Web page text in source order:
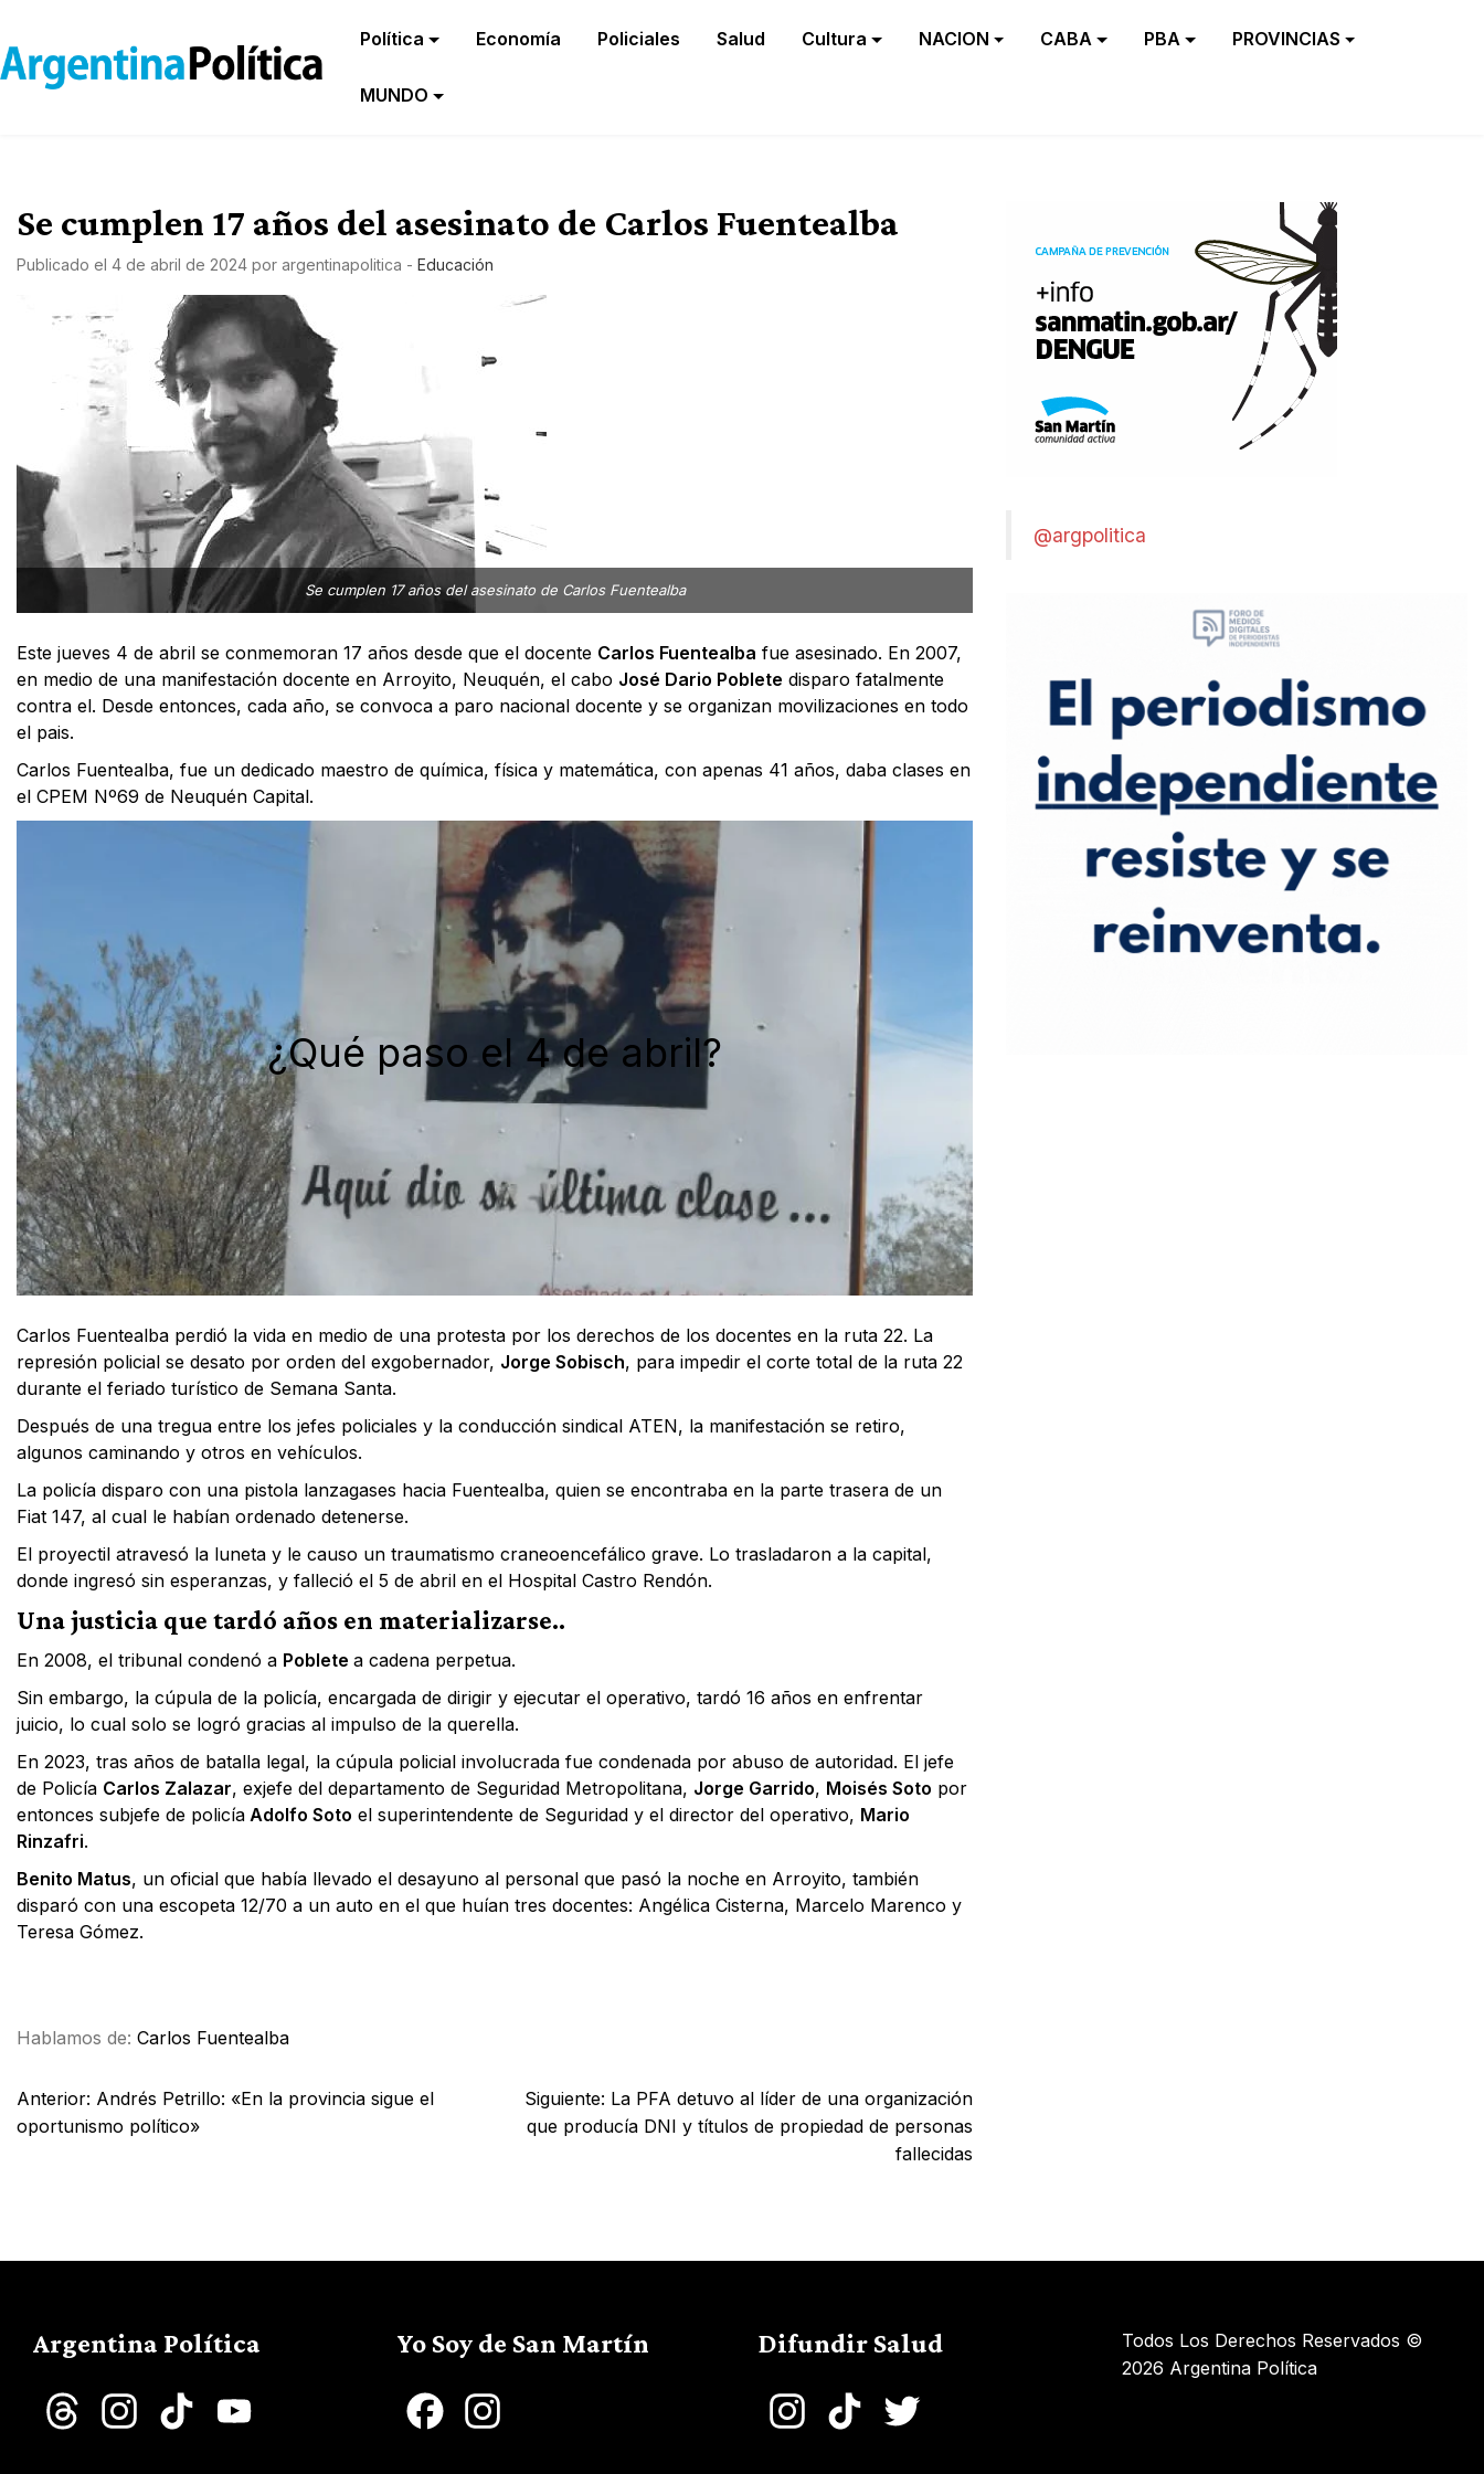
Política Economía Policiales Salud Cultura NACION CABA PBA PROVINCIAS
MUNDO
Se cumplen 17 años del asesinato de Carlos Fuentealba
Publicado el 4 de abril de 2024 por argentinapolitica - Educación
Se cumplen 17 años del asesinato de Carlos Fuentealba
Este jueves 4 de abril se conmemoran 17 años desde que el docente Carlos Fuentealba fue asesinado. En 2007,
en medio de una manifestación docente en Arroyito, Neuquén, el cabo José Dario Poblete disparo fatalmente
contra el. Desde entonces, cada año, se convoca a paro nacional docente y se organizan movilizaciones en todo
el pais.
Carlos Fuentealba, fue un dedicado maestro de química, física y matemática, con apenas 41 años, daba clases en
el CPEM Nº69 de Neuquén Capital.
¿Qué paso el 4 de abril?
Carlos Fuentealba perdió la vida en medio de una protesta por los derechos de los docentes en la ruta 22. La
represión policial se desato por orden del exgobernador, Jorge Sobisch, para impedir el corte total de la ruta 22
durante el feriado turístico de Semana Santa.
Después de una tregua entre los jefes policiales y la conducción sindical ATEN, la manifestación se retiro,
algunos caminando y otros en vehículos.
La policía disparo con una pistola lanzagases hacia Fuentealba, quien se encontraba en la parte trasera de un
Fiat 147, al cual le habían ordenado detenerse.
El proyectil atravesó la luneta y le causo un traumatismo craneoencefálico grave. Lo trasladaron a la capital,
donde ingresó sin esperanzas, y falleció el 5 de abril en el Hospital Castro Rendón.
Una justicia que tardó años en materializarse..
En 2008, el tribunal condenó a Poblete a cadena perpetua.
Sin embargo, la cúpula de la policía, encargada de dirigir y ejecutar el operativo, tardó 16 años en enfrentar
juicio, lo cual solo se logró gracias al impulso de la querella.
En 2023, tras años de batalla legal, la cúpula policial involucrada fue condenada por abuso de autoridad. El jefe
de Policía Carlos Zalazar, exjefe del departamento de Seguridad Metropolitana, Jorge Garrido, Moisés Soto por
entonces subjefe de policía Adolfo Soto el superintendente de Seguridad y el director del operativo, Mario
Rinzafri.
Benito Matus, un oficial que había llevado el desayuno al personal que pasó la noche en Arroyito, también
disparó con una escopeta 12/70 a un auto en el que huían tres docentes: Angélica Cisterna, Marcelo Marenco y
Teresa Gómez.
Hablamos de: Carlos Fuentealba
Anterior: Andrés Petrillo: «En la provincia sigue el
oportunismo político»
Siguiente: La PFA detuvo al líder de una organización
que producía DNI y títulos de propiedad de personas
fallecidas
@argpolitica
Argentina Política
Threads InstagramTikTok
Yo Soy de San Martín
Facebook
Difundir Salud
InstagramTikTok
Todos Los Derechos Reservados ©
2026 Argentina Política